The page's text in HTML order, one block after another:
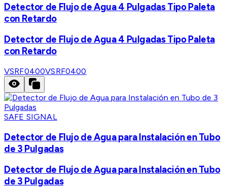
Detector de Flujo de Agua 4 Pulgadas Tipo Paleta
con Retardo
Detector de Flujo de Agua 4 Pulgadas Tipo Paleta
con Retardo
VSRF0400VSRF0400
SAFE SIGNAL
Detector de Flujo de Agua para Instalación en Tubo
de 3 Pulgadas
Detector de Flujo de Agua para Instalación en Tubo
de 3 Pulgadas